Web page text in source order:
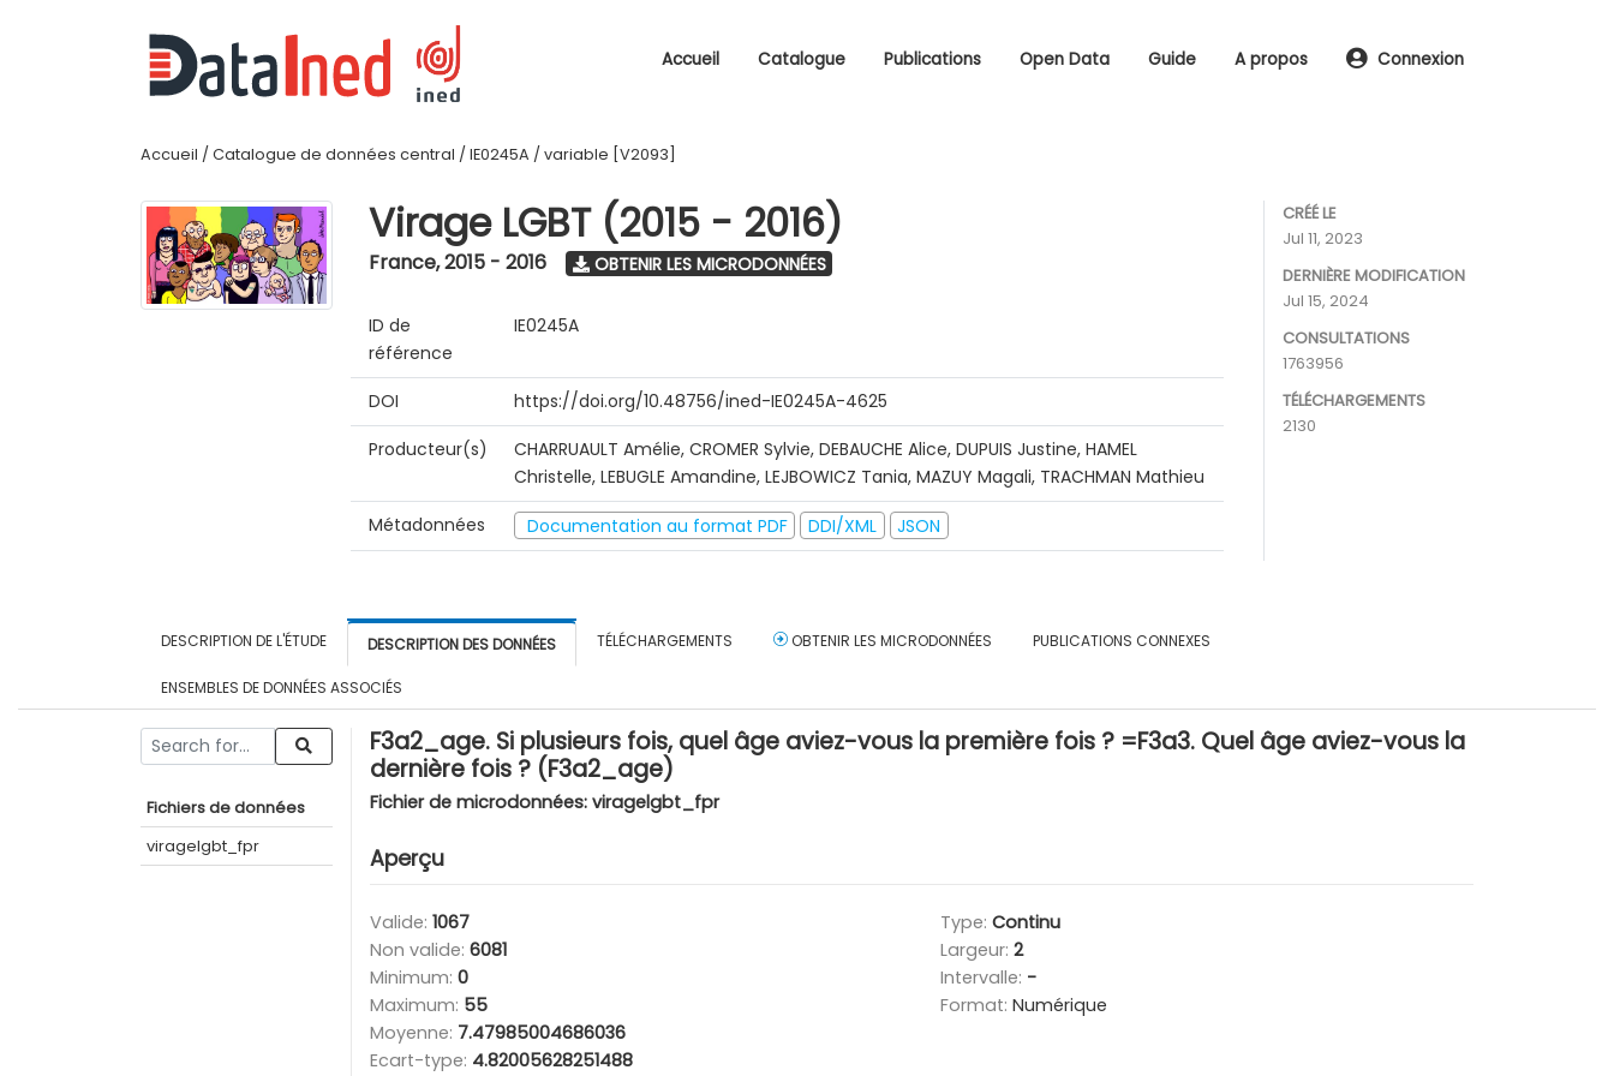
Accueil Catalogue Publications Open Data Guide A propos Connexion
Accueil / Catalogue de données central / IE0245A / variable [V2093]
Virage LGBT (2015 - 2016)
France,2015 - 2016 OBTENIR LES MICRODONNÉES
ID de
référence
IE0245A
DOI
https://doi.org/10.48756/ined-IE0245A-4625
Producteur(s)
CHARRUAULT Amélie, CROMER Sylvie, DEBAUCHE Alice, DUPUIS Justine, HAMEL
Christelle, LEBUGLE Amandine, LEJBOWICZ Tania, MAZUY Magali, TRACHMAN Mathieu
Métadonnées
Documentation au format PDF DDI/XML JSON
CRÉÉ LE
Jul 11, 2023
DERNIÈRE MODIFICATION
Jul 15, 2024
CONSULTATIONS
1763956
TÉLÉCHARGEMENTS
2130
DESCRIPTION DE L'ÉTUDE DESCRIPTION DES DONNÉES TÉLÉCHARGEMENTS OBTENIR LES MICRODONNÉES PUBLICATIONS CONNEXES
ENSEMBLES DE DONNÉES ASSOCIÉS
Fichiers de données
viragelgbt_fpr
F3a2_age. Si plusieurs fois, quel âge aviez-vous la première fois ? =F3a3. Quel âge aviez-vous la
dernière fois ? (F3a2_age)
Fichier de microdonnées: viragelgbt_fpr
Aperçu
Valide: 1067
Non valide: 6081
Minimum: 0
Maximum: 55
Moyenne: 7.47985004686036
Ecart-type: 4.82005628251488
Type: Continu
Largeur: 2
Intervalle: -
Format: Numérique